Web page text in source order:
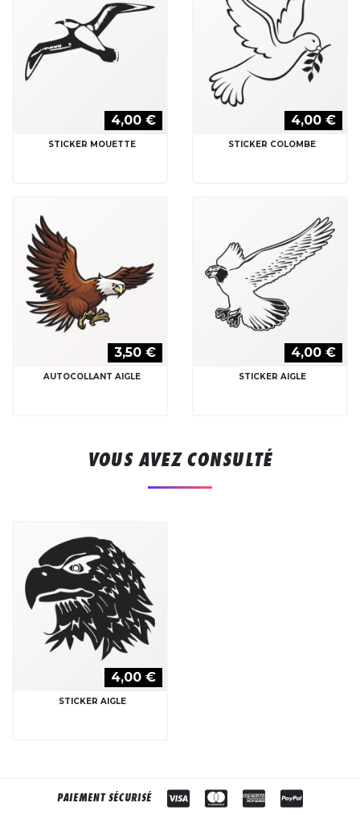
4,00 €
STICKER MOUETTE
4,00 €
STICKER COLOMBE
3,50 €
AUTOCOLLANT AIGLE
4,00 €
STICKER AIGLE
VOUS AVEZ CONSULTÉ
4,00 €
STICKER AIGLE
PAIEMENT SÉCURISÉ